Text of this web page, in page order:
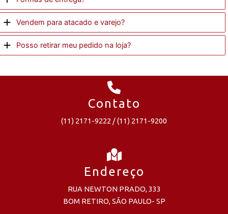
Vendem para atacado e varejo?
Posso retirar meu pedido na loja?
Contato
(11) 2171-9222 / (11) 2171-9200
Endereço
RUA NEWTON PRADO, 333
BOM RETIRO, SÃO PAULO- SP